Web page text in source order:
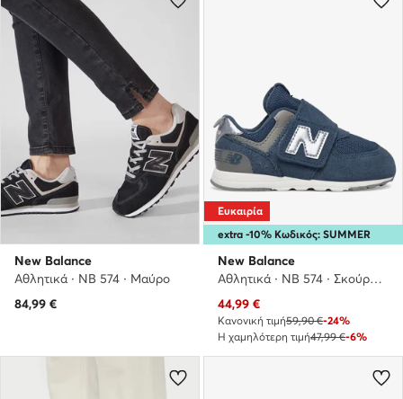
New Balance
Αθλητικά · NB 574 · Μαύρο
84,99 €
extra -10% Κωδικός: SUMMER
Ευκαιρία
New Balance
Αθλητικά · NB 574 · Σκούρο μπλε
Τρέχουσα τιμή
44,99 €
Κανονική τιμή59,90 €-24%
Η χαμηλότερη τιμή47,99 €-6%